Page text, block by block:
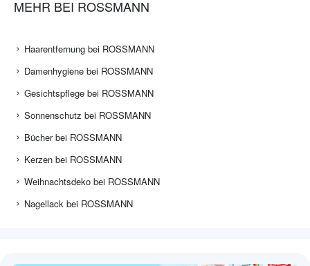
MEHR BEI ROSSMANN
Haarentfernung bei ROSSMANN
Damenhygiene bei ROSSMANN
Gesichtspflege bei ROSSMANN
Sonnenschutz bei ROSSMANN
Bücher bei ROSSMANN
Kerzen bei ROSSMANN
Weihnachtsdeko bei ROSSMANN
Nagellack bei ROSSMANN